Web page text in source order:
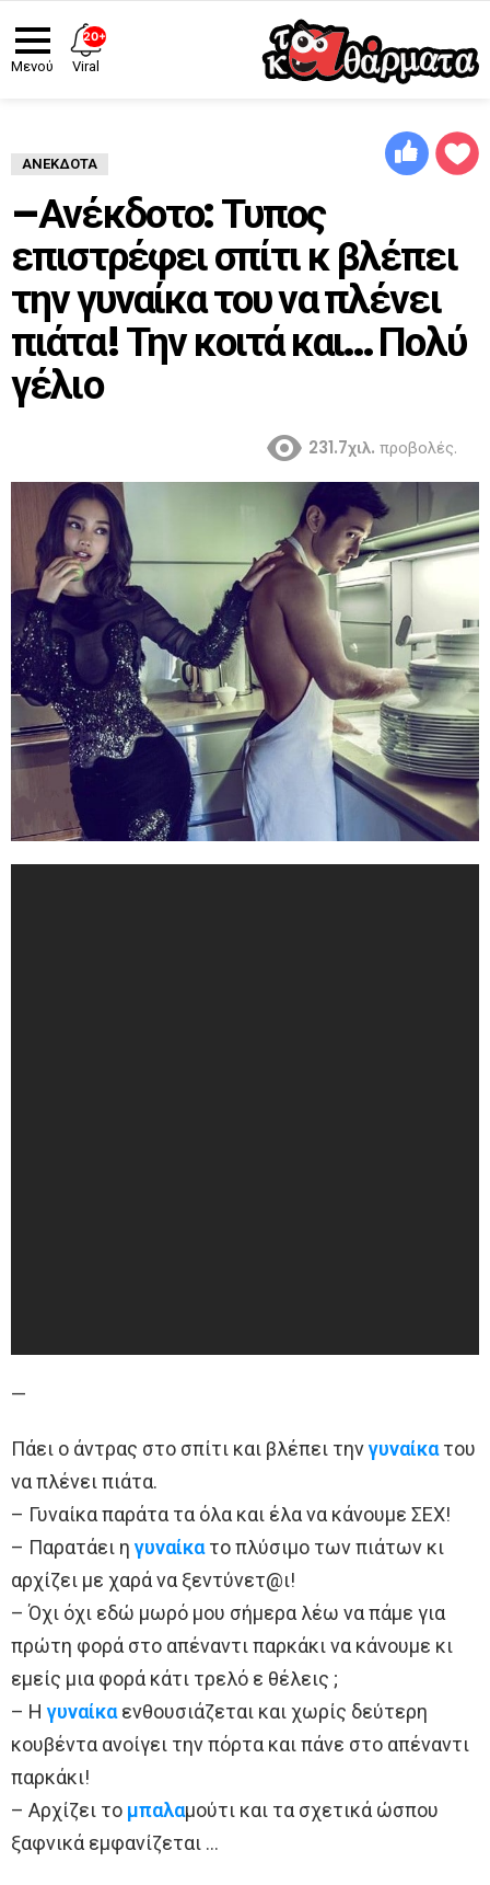
Μενού
ΑΝΈΚΔΟΤΑ
–Ανέκδοτο: Τυπος
επιστρέφει σπίτι κ βλέπει
την γυναίκα του να πλένει
πιάτα! Την κοιτά και… Πολύ
γέλιο
231.7χιλ. προβολές.
—
Πάει ο άντρας στο σπίτι και βλέπει τηνγυναίκατου
να πλένει πιάτα.
– Γυναίκα παράτα τα όλα και έλα να κάνουμε ΣEΧ!
– Παρατάει η γυναίκατο πλύσιμο των πιάτων κι
αρχίζει με χαρά να ξεντύνετ@ι!
– Όχι όχι εδώ μωρό μου σήμερα λέω να πάμε για
πρώτη φορά στο απέναντι παρκάκι να κάνουμε κι
εμείς μια φορά κάτι τρελό ε θέλεις ;
– Η γυναίκαενθουσιάζεται και χωρίς δεύτερη
κουβέντα ανοίγει την πόρτα και πάνε στο απέναντι
παρκάκι!
– Αρχίζει το μπαλαμούτι και τα σχετικά ώσπου
ξαφνικά εμφανίζεται …
20+
Viral